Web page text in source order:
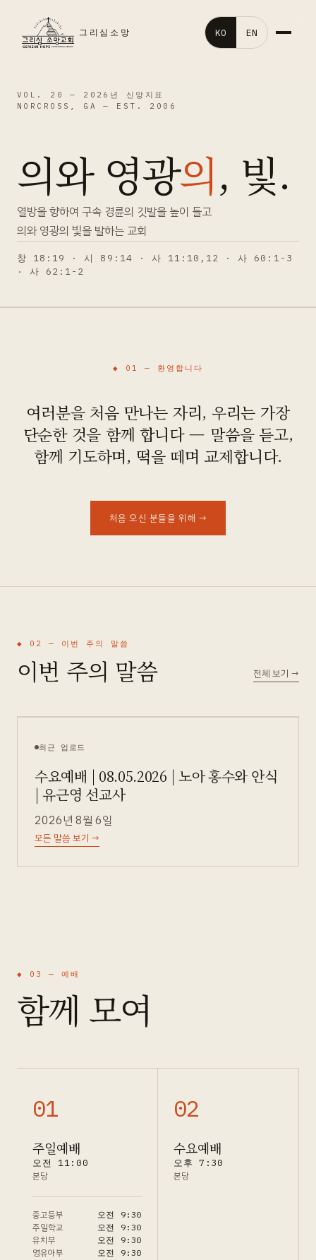
그리심소망 KO EN
말씀영상
교회행사
처음오신분
VOL. 20 — 2026년 신앙지표
NORCROSS, GA — EST. 2006
의와 영광의, 빛.
열방을 향하여 구속 경륜의 깃발을 높이 들고
의와 영광의 빛을 발하는 교회
창 18:19 · 시 89:14 · 사 11:10,12 · 사 60:1-3
· 사 62:1-2
◆ 01 — 환영합니다
여러분을 처음 만나는 자리, 우리는 가장
단순한 것을 함께 합니다 — 말씀을 듣고,
함께 기도하며, 떡을 떼며 교제합니다.
처음 오신 분들을 위해 →
◆ 02 — 이번 주의 말씀
이번 주의 말씀 전체 보기 →
최근 업로드
수요예배 | 08.05.2026 | 노아 홍수와 안식
| 유근영 선교사
2026년 8월 6일
모든 말씀 보기 →
◆ 03 — 예배
함께 모여
01
주일예배
오전 11:00
본당
중고등부 오전 9:30
주일학교 오전 9:30
유치부 오전 9:30
영유아부 오전 9:30
02
수요예배
오후 7:30
본당